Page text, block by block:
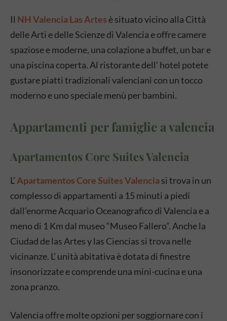
Il NH Valencia Las Artes è situato vicino alla Città
delle Arti e delle Scienze di Valencia e offre camere
spaziose e moderne, una colazione a buffet, un bar e
una piscina coperta. Al ristorante dell’ hotel potete
gustare piatti tradizionali valenciani con un tocco
moderno e uno speciale menù per bambini.
Appartamenti per famiglie a valencia
Apartamentos Core Suites Valencia
L’ Apartamentos Core Suites Valenciasi trova in un
complesso di appartamenti a 15 minuti a piedi
dall’enorme Acquario Oceanografico di Valencia e a
meno di 1 Km dal museo “Museo Fallero”. Anche la
Ciudad de las Artes y las Ciencias si trova nelle
vicinanze. L’ unità abitativa è dotata di finestre
insonorizzate e comprende una mini-cucina e una
zona pranzo.
Valencia offre molte opzioni per soggiornare con i